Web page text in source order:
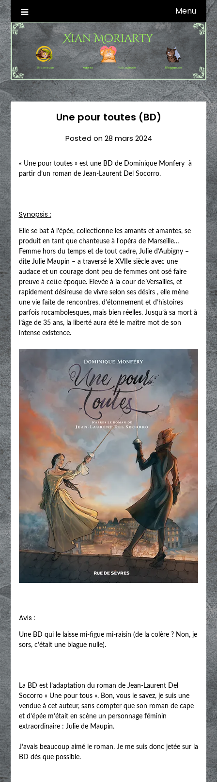
Skip
to
content
Xian Moriarty
Autrice SFFF & Blogueuse & Streameuse Menu
Une pour toutes (BD)
Posted on28 mars 2024
« Une pour toutes » est une BD de Dominique Monfery à
partir d’un roman de Jean-Laurent Del Socorro.
Synopsis :
Elle se bat à l’épée, collectionne les amants et amantes, se
produit en tant que chanteuse à l’opéra de Marseille…
Femme hors du temps et de tout cadre, Julie d’Aubigny –
dite Julie Maupin – a traversé le XVIIe siècle avec une
audace et un courage dont peu de femmes ont osé faire
preuve à cette époque. Elevée à la cour de Versailles, et
rapidement désireuse de vivre selon ses désirs , elle mène
une vie faite de rencontres, d’étonnement et d’histoires
parfois rocambolesques, mais bien réelles. Jusqu’à sa mort à
l’âge de 35 ans, la liberté aura été le maître mot de son
intense existence.
Avis :
Une BD qui le laisse mi-figue mi-raisin (de la colère ? Non, je
sors, c’était une blague nulle).
La BD est l’adaptation du roman de Jean-Laurent Del
Socorro « Une pour tous ». Bon, vous le savez, je suis une
vendue à cet auteur, sans compter que son roman de cape
et d’épée m’était en scène un personnage féminin
extraordinaire : Julie de Maupin.
J’avais beaucoup aimé le roman. Je me suis donc jetée sur la
BD dès que possible.